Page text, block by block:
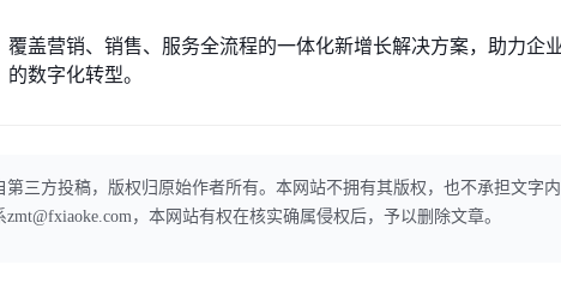
覆盖营销、销售、服务全流程的一体化新增长解决方案，助力企
的数字化转型。
三方投稿，版权归原始作者所有。本网站不拥有其版权，也不承担文字
，本网站有权在核实确属侵权后，予以删除文章。